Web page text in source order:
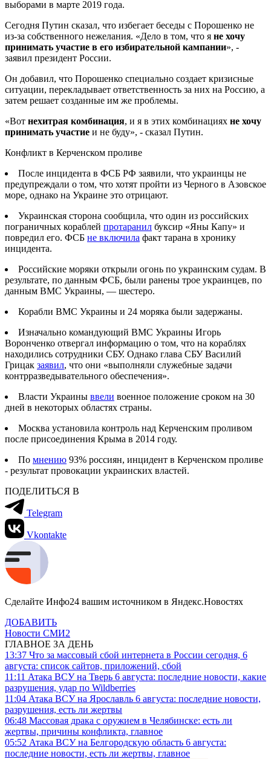
выборами в марте 2019 года.
Сегодня Путин сказал, что избегает беседы с Порошенко не
из-за собственного нежелания. «Дело в том, что я не хочу
принимать участие в его избирательной кампании», -
заявил президент России.
Он добавил, что Порошенко специально создает кризисные
ситуации, перекладывает ответственность за них на Россию, а
затем решает созданные им же проблемы.
«Вот нехитрая комбинация, и я в этих комбинациях не хочу
принимать участие и не буду», - сказал Путин.
Конфликт в Керченском проливе
После инцидента в ФСБ РФ заявили, что украинцы не
предупреждали о том, что хотят пройти из Черного в Азовское
море, однако на Украине это отрицают.
Украинская сторона сообщила, что один из российских
пограничных кораблей протаранил буксир «Яны Капу» и
повредил его. ФСБ не включила факт тарана в хронику
инцидента.
Российские моряки открыли огонь по украинским судам. В
результате, по данным ФСБ, были ранены трое украинцев, по
данным ВМС Украины, — шестеро.
Корабли ВМС Украины и 24 моряка были задержаны.
Изначально командующий ВМС Украины Игорь
Воронченко отвергал информацию о том, что на кораблях
находились сотрудники СБУ. Однако глава СБУ Василий
Грицак заявил, что они «выполняли служебные задачи
контрразведывательного обеспечения».
Власти Украины ввели военное положение сроком на 30
дней в некоторых областях страны.
Москва установила контроль над Керченским проливом
после присоединения Крыма в 2014 году.
По мнению 93% россиян, инцидент в Керченском проливе
- результат провокации украинских властей.
ПОДЕЛИТЬСЯ В
Telegram
Vkontakte
Сделайте Инфо24 вашим источником в Яндекс.Новостях
ДОБАВИТЬ
Новости СМИ2
ГЛАВНОЕ ЗА ДЕНЬ
13:37 Что за массовый сбой интернета в России сегодня, 6
августа: список сайтов, приложений, сбой
11:11 Атака ВСУ на Тверь 6 августа: последние новости, какие
разрушения, удар по Wildberries
11:04 Атака ВСУ на Ярославль 6 августа: последние новости,
разрушения, есть ли жертвы
06:48 Массовая драка с оружием в Челябинске: есть ли
жертвы, причины конфликта, главное
05:52 Атака ВСУ на Белгородскую область 6 августа:
последние новости, есть ли жертвы, главное